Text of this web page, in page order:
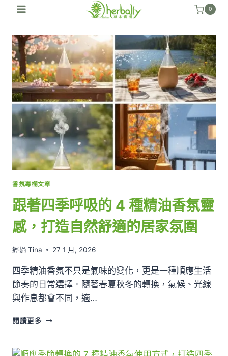
0
香氛專欄文章
跟著四季呼吸的 4 種精油香氛靈
感，打造自然舒適的居家氛圍
經過 Tina 27 1 月, 2026
四季精油香氛不只是氣味的變化，更是一種順應生活
節奏的日常選擇。隨著春夏秋冬的轉換，氣候、光線
與作息都會不同，適…
閱讀更多
季